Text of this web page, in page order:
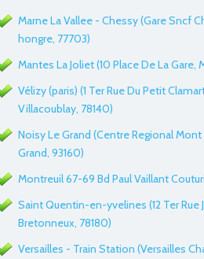
Marne La Vallee - Chessy (Gare Sncf
hongre, 77703)
Mantes La Joliet (10 Place De La Gare,
Vélizy (paris) (1 Ter Rue Du Petit
Villacoublay, 78140)
Noisy Le Grand (Centre Regional
Grand, 93160)
Montreuil 67-69 Bd Paul Vaillant
Saint Quentin-en-yvelines (12 Ter Rue
Bretonneux, 78180)
Versailles - Train Station (Versailles